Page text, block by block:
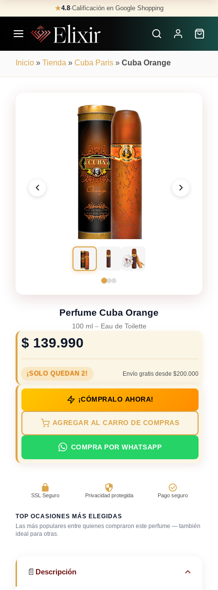
to
content
★4.8·Calificación en Google Shopping
Inicio » Tienda » Cuba Paris » Cuba Orange
Perfume Cuba Orange
100 ml – Eau de Toilette
$ 139.990
¡SOLO QUEDAN 2! Envío gratis desde $200.000
¡CÓMPRALO AHORA!
AGREGAR AL CARRO DE COMPRAS
COMPRA POR WHATSAPP
SSL Seguro Privacidad protegida Pago seguro
TOP OCASIONES MÁS ELEGIDAS
Las más populares entre quienes compraron este perfume — también
ideal para otras.
Día caluroso /
clima cálido
📄 Descripción